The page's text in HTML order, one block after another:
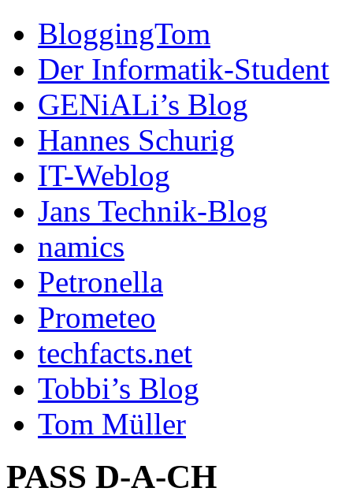
BloggingTom
Der Informatik-Student
GENiALi’s Blog
Hannes Schurig
IT-Weblog
Jans Technik-Blog
namics
Petronella
Prometeo
techfacts.net
Tobbi’s Blog
Tom Müller
PASS D-A-CH